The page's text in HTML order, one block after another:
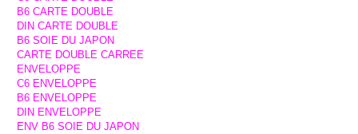
B6 CARTE DOUBLE
DIN CARTE DOUBLE
B6 SOIE DU JAPON
CARTE DOUBLE CARREE
ENVELOPPE
C6 ENVELOPPE
B6 ENVELOPPE
DIN ENVELOPPE
ENV B6 SOIE DU JAPON